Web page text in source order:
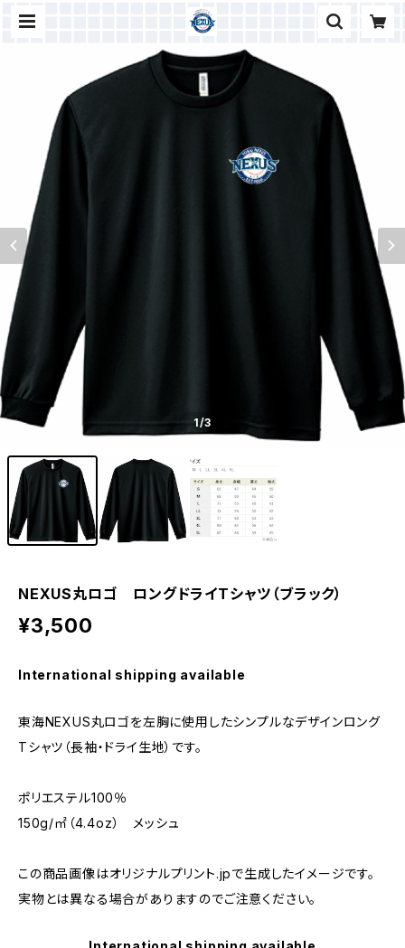
1/3
NEXUS丸ロゴ ロングドライTシャツ（ブラック）
¥3,500
International shipping available
東海NEXUS丸ロゴを左胸に使用したシンプルなデザインロング
Tシャツ（長袖・ドライ生地）です。
ポリエステル100％
150g/㎡（4.4oz） メッシュ
この商品画像はオリジナルプリント.jpで生成したイメージです。
実物とは異なる場合がありますのでご注意ください。